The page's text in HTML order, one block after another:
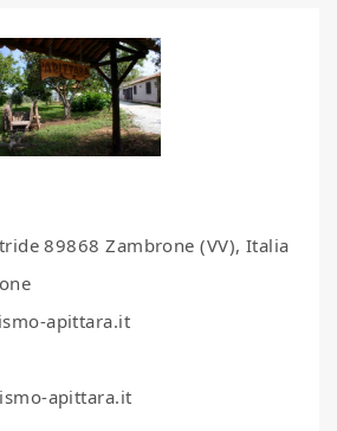
89868 Zambrone (VV), Italia
apittara.it
apittara.it